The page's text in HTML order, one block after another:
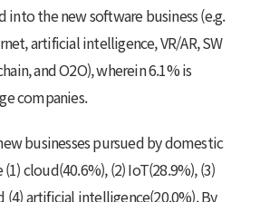
into the new software business (e.g.
artificial intelligence, VR/AR, SW
and O2O), wherein 6.1% is
companies.
businesses pursued by domestic
cloud(40.6%), (2) IoT(28.9%), (3)
(4) artificial intelligence(20.0%). By